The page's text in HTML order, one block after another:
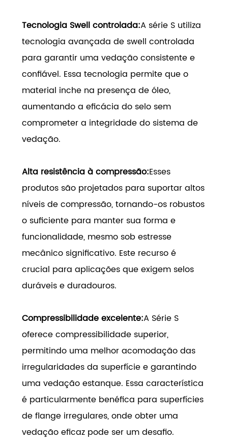
Tecnologia Swell controlada:A série S utiliza
tecnologia avançada de swell controlada
para garantir uma vedação consistente e
confiável. Essa tecnologia permite que o
material inche na presença de óleo,
aumentando a eficácia do selo sem
comprometer a integridade do sistema de
vedação.
Alta resistência à compressão:Esses
produtos são projetados para suportar altos
níveis de compressão, tornando-os robustos
o suficiente para manter sua forma e
funcionalidade, mesmo sob estresse
mecânico significativo. Este recurso é
crucial para aplicações que exigem selos
duráveis e duradouros.
Compressibilidade excelente:A Série S
oferece compressibilidade superior,
permitindo uma melhor acomodação das
irregularidades da superfície e garantindo
uma vedação estanque. Essa característica
é particularmente benéfica para superfícies
de flange irregulares, onde obter uma
vedação eficaz pode ser um desafio.